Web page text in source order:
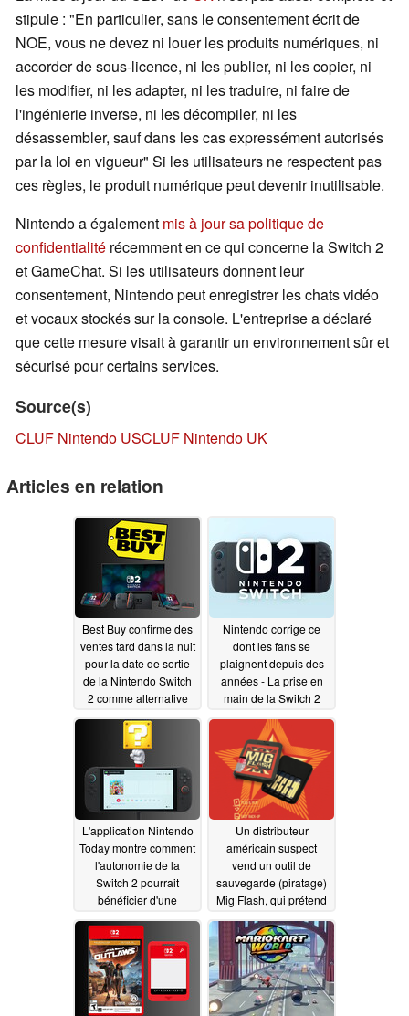
stipule : "En particulier, sans le consentement écrit de
NOE, vous ne devez ni louer les produits numériques, ni
accorder de sous-licence, ni les publier, ni les copier, ni
les modifier, ni les adapter, ni les traduire, ni faire de
l'ingénierie inverse, ni les décompiler, ni les
désassembler, sauf dans les cas expressément autorisés
par la loi en vigueur" Si les utilisateurs ne respectent pas
ces règles, le produit numérique peut devenir inutilisable.
Nintendo a également mis à jour sa politique de
confidentialité récemment en ce qui concerne la Switch 2
et GameChat. Si les utilisateurs donnent leur
consentement, Nintendo peut enregistrer les chats vidéo
et vocaux stockés sur la console. L'entreprise a déclaré
que cette mesure visait à garantir un environnement sûr et
sécurisé pour certains services.
Source(s)
CLUF Nintendo USCLUF Nintendo UK
Articles en relation
Best Buy confirme des
ventes tard dans la nuit
pour la date de sortie
de la Nintendo Switch
2 comme alternative
05/14/2025
Nintendo corrige ce
dont les fans se
plaignent depuis des
années - La prise en
main de la Switch 2
amélioration majeure
de la manette pro
05/13/2025
L'application Nintendo
Today montre comment
l'autonomie de la
Switch 2 pourrait
bénéficier d'une
charge
05/13/2025
Un distributeur
américain suspect
vend un outil de
sauvegarde (piratage)
Mig Flash, qui prétend
Nintendo Switch 2 non
encore commercialisée
05/12/2025